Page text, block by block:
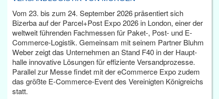
Vom 23. bis zum 24. September 2026 präsentiert sich
Bizerba auf der Parcel+Post Expo 2026 in London, einer der
weltweit führenden Fachmessen für Paket-, Post- und E-
Commerce-Logistik. Gemeinsam mit seinem Partner Bluhm
Weber zeigt das Unternehmen an Stand F40 in der Haupt­
halle innovative Lösungen für effiziente Versandprozesse.
Parallel zur Messe findet mit der eCommerce Expo zudem
das größte E-Commerce-Event des Vereinigten Königreichs
statt.